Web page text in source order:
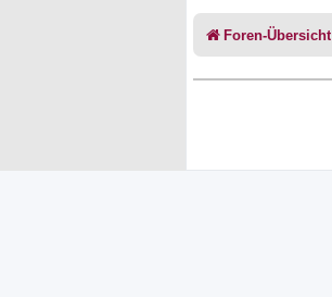
Foren-Übersicht